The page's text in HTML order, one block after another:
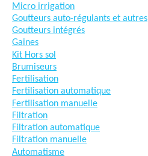
Micro irrigation
Goutteurs auto-régulants et autres
Goutteurs intégrés
Gaines
Kit Hors sol
Brumiseurs
Fertilisation
Fertilisation automatique
Fertilisation manuelle
Filtration
Filtration automatique
Filtration manuelle
Automatisme